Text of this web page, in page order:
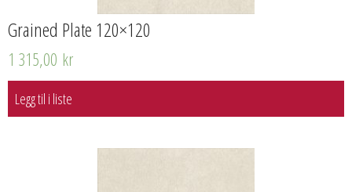
Grained Plate 120×120
1 315,00 kr
Legg til i liste